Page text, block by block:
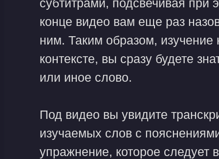
субтитрами, подсвечивая при
конце видео вам еще раз
ним. Таким образом, изучение
контексте, вы сразу будете
или иное слово.
Под видео вы увидите
изучаемых слов с
упражнение, которое следует